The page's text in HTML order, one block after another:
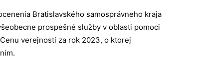
Bratislavského samosprávneho kraja
prospešné služby v oblasti pomoci
verejnosti za rok 2023, o ktorej